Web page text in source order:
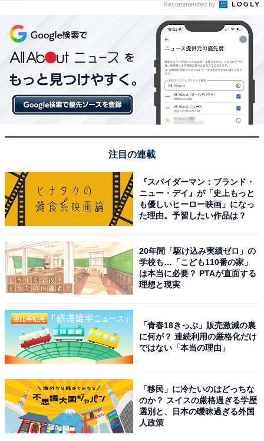
す。例えば、Instagramはリアルの友達とつながっている
けれど、ThreadsはTwitterのように匿名アカウントとし
て使いたい場合。Threadsはアカウント作成後にフォロ
ーするユーザーを選択できますが、その際にフォローを
しなくても、ひも付いているInstagramのユーザーの情報
は何かしらの形で関連している可能性があります。
は現時点で削除ができません。これからThreadsのアカ
を慎重に選んだほうが良さそうです。ちなみに筆者もテ
スト的に使おうと思っていたThreadsアカウントをうっ
かり本名で運用しているInstagramアカウントにひも付け
公開にしています。
Recommended by
注目の連載
『スパイダーマン：ブランド・
ニュー・デイ』が「史上もっと
も優しいヒーロー映画」になっ
た理由。予習したい作品は？
20年間「駆け込み実績ゼロ」の
学校も…「こども110番の家」
は本当に必要？ PTAが直面する
理想と現実
「青春18きっぷ」販売激減の裏
に何が？ 連続利用の厳格化だけ
ではない「本当の理由」
「移民」に冷たいのはどっちな
のか？ スイスの厳格過ぎる学歴
選別と、日本の曖昧過ぎる外国
人政策